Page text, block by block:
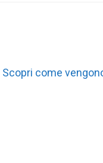
Scopri come